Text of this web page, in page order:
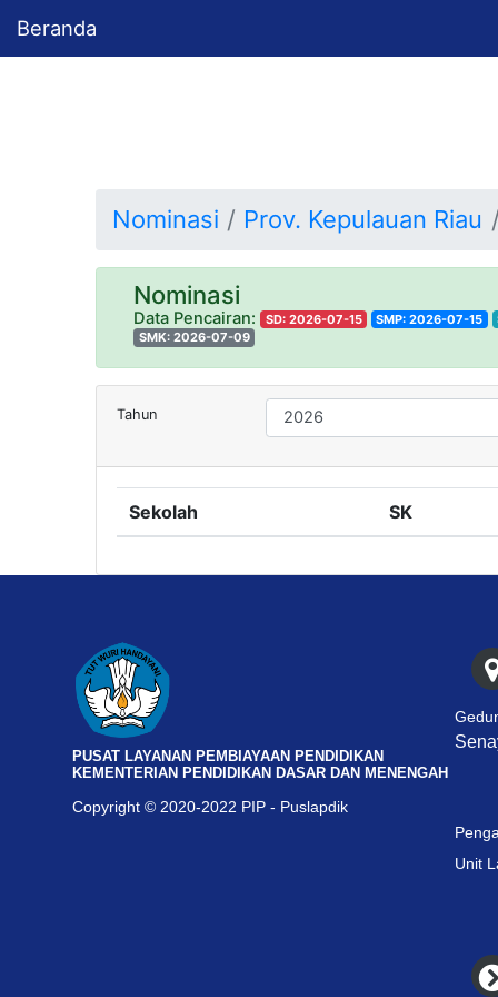
Beranda
Nominasi Prov. Kepulauan Riau
Nominasi
Data Pencairan: SD: 2026-07-15 SMP: 2026-07-15
SMK: 2026-07-09
Tahun
Sekolah SK
PUSAT LAYANAN PEMBIAYAAN PENDIDIKAN
KEMENTERIAN PENDIDIKAN DASAR DAN MENENGAH
Copyright © 2020-2022 PIP - Puslapdik
Unit